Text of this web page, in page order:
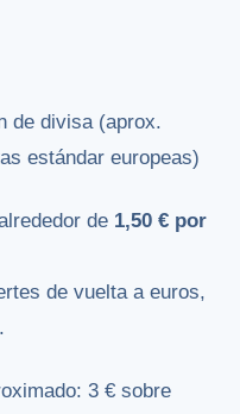
de divisa (aprox.
estándar europeas)
de 1,50 € por
de vuelta a euros,
3 € sobre